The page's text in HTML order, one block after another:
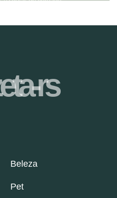
Beleza
Pet
rs